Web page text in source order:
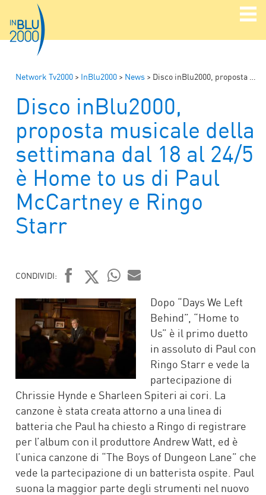
Network Tv2000 > InBlu2000 > News > Disco inBlu2000, proposta musicale della settimana dal 18 al 24/5 è Home to us di Paul McCartney e Ringo Starr
Disco inBlu2000,
proposta musicale della
settimana dal 18 al 24/5
è Home to us di Paul
McCartney e Ringo
Starr
CONDIVIDI:
FACEBOOK
TWITTER
WHATSAPP
MAILDopo “Days We Left
Behind”, “Home to
Us” è il primo duetto
in assoluto di Paul con
Ringo Starr e vede la
partecipazione di
Chrissie Hynde e Sharleen Spiteri ai cori. La
canzone è stata creata attorno a una linea di
batteria che Paul ha chiesto a Ringo di registrare
per l’album con il produttore Andrew Watt, ed è
l’unica canzone di “The Boys of Dungeon Lane” che
vede la partecipazione di un batterista ospite. Paul
suona la maggior parte degli strumenti nel nuovo